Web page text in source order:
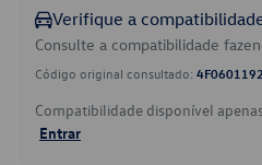
Verifique a
Consulte a compatibilidade
Código original consultado: 4F0601192
Compatibilidade disponível
Entrar